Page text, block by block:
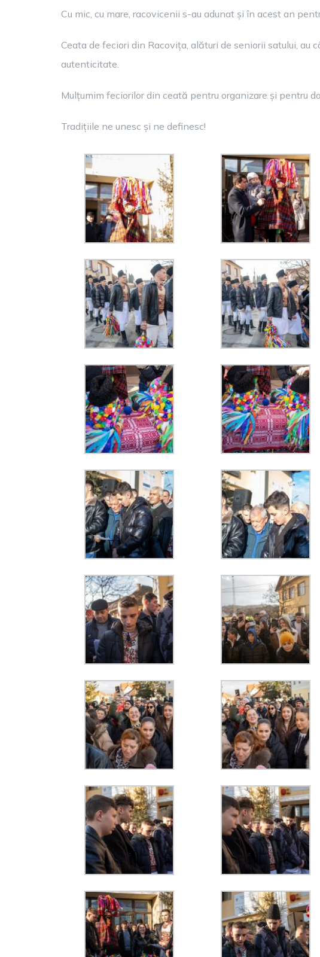
Cu mic, cu mare, racovicenii s-au adunat și în acest an
Ceata de feciori din Racovița, alături de seniorii satului,
autenticitate.
Mulțumim feciorilor din ceată pentru organizare și pentru
Tradițiile ne unesc și ne definesc!